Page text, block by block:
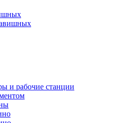
и рабочие станции